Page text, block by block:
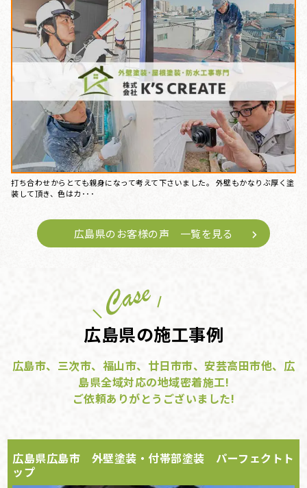
打ち合わせからとても親身になって考えて下さいました。 外壁もかなりぶ厚く塗
装して頂き、色はカ･･･
広島県のお客様の声 一覧を見る
広島県の施工事例
広島市、三次市、福山市、廿日市市、安芸高田市他、広
島県全域対応の地域密着施工!
ご依頼ありがとうございました!
広島県広島市 外壁塗装・付帯部塗装 パーフェクトト
ップ